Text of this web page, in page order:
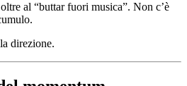
al “buttar fuori musica”. Non c’è
direzione.